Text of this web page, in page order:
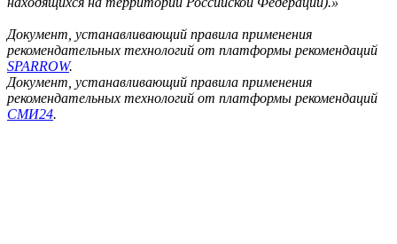
Документ, устанавливающий правила применения
рекомендательных технологий от платформы рекомендаций
SPARROW.
Документ, устанавливающий правила применения
рекомендательных технологий от платформы рекомендаций
СМИ24.